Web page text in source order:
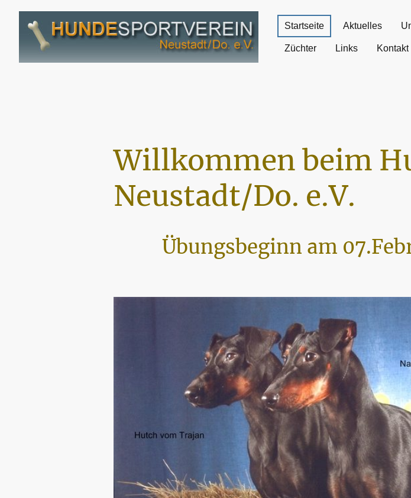
Startseite Aktuelles
Züchter Links Kontakt
Willkommen beim
Neustadt/Do. e.V.
Übungsbeginn am